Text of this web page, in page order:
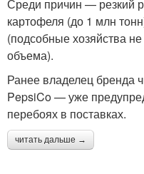
Среди причин — резкий
картофеля (до 1 млн
(подсобные хозяйства
объема).
Ранее владелец бренда
PepsiCo — уже
перебоях в поставках.
читать дальше →